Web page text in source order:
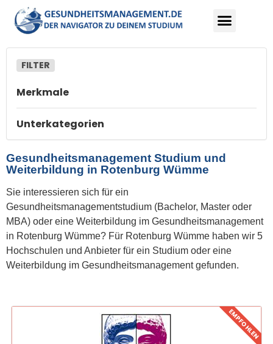
Merkmale
Unterkategorien
Gesundheitsmanagement Studium und
Weiterbildung in Rotenburg Wümme
Sie interessieren sich für ein
Gesundheitsmanagementstudium (Bachelor, Master oder
MBA) oder eine Weiterbildung im Gesundheitsmanagement
in Rotenburg Wümme? Für Rotenburg Wümme haben wir 5
Hochschulen und Anbieter für ein Studium oder eine
Weiterbildung im Gesundheitsmanagement gefunden.
EMPFOHLEN